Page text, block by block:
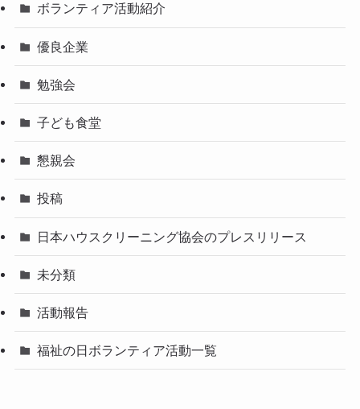
ボランティア活動紹介
優良企業
勉強会
子ども食堂
懇親会
投稿
日本ハウスクリーニング協会のプレスリリース
未分類
活動報告
福祉の日ボランティア活動一覧